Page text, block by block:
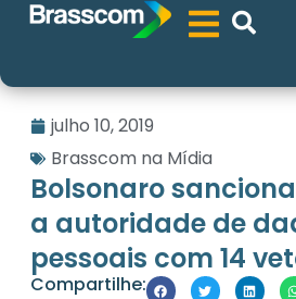
julho 10, 2019
Brasscom na Mídia
Bolsonaro
a autoridade de
pessoais com 14
Compartilhe: